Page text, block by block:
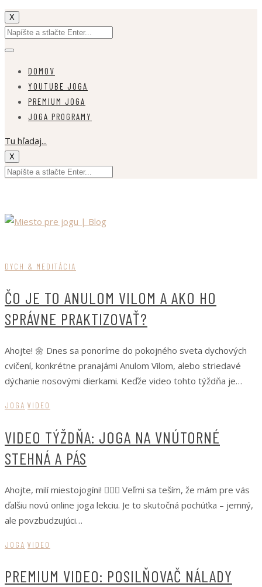
X
DOMOV
YOUTUBE JOGA
PREMIUM JOGA
JOGA PROGRAMY
Tu hľadaj...
X
DYCH & MEDITÁCIA
ČO JE TO ANULOM VILOM A AKO HO
SPRÁVNE PRAKTIZOVAŤ?
Ahojte! 🌼 Dnes sa ponoríme do pokojného sveta dychových
cvičení, konkrétne pranajámi Anulom Vilom, alebo striedavé
dýchanie nosovými dierkami. Keďže video tohto týždňa je…
JOGA VIDEO
VIDEO TÝŽDŇA: JOGA NA VNÚTORNÉ
STEHNÁ A PÁS
Ahojte, milí miestojogíni! 🧘‍♀️✨ Veľmi sa teším, že mám pre vás
ďalšiu novú online joga lekciu. Je to skutočná pochúťka – jemný,
ale povzbudzujúci…
JOGA VIDEO
PREMIUM VIDEO: POSILŇOVAČ NÁLADY